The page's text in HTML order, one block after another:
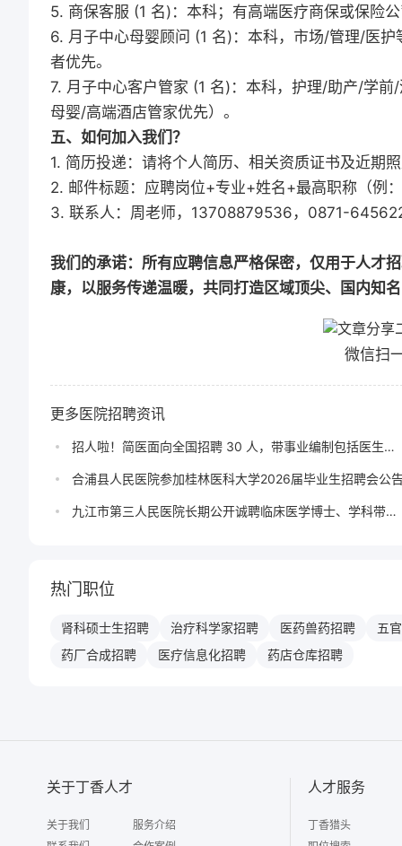
5. 商保客服 (1 名)：本科；有高端医疗商保或保险
6. 月子中心母婴顾问 (1 名)：本科，市场/管理/医
者优先。
7. 月子中心客户管家 (1 名)：本科，护理/助产/学
母婴/高端酒店管家优先）。
五、如何加入我们？
1. 简历投递：请将个人简历、相关资质证书及近期
2. 邮件标题：应聘岗位+专业+姓名+最高职称（例
3. 联系人：周老师，13708879536，0871-
我们的承诺：所有应聘信息严格保密，仅用于人才
康，以服务传递温暖，共同打造区域顶尖、国内知
微信扫
更多医院招聘资讯
招人啦！简医面向全国招聘 30 人，带事业编制包括医生护
合浦县人民医院参加桂林医科大学2026届毕业生招聘会公
九江市第三人民医院长期公开诚聘临床医学博士、学科带头
热门职位
肾科硕士生招聘 治疗科学家招聘 医药兽药招聘
五
药厂合成招聘 医疗信息化招聘 药店仓库招聘
关于丁香人才
关于我们
服务介绍
人才服务
丁香猎头